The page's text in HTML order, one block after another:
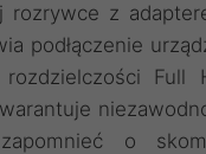
z
podłączenie
o